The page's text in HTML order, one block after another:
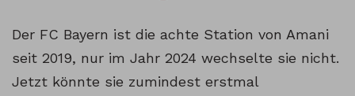
Der FC Bayern ist die achte Station von Amani
seit 2019, nur im Jahr 2024 wechselte sie nicht.
Jetzt könnte sie zumindest erstmal